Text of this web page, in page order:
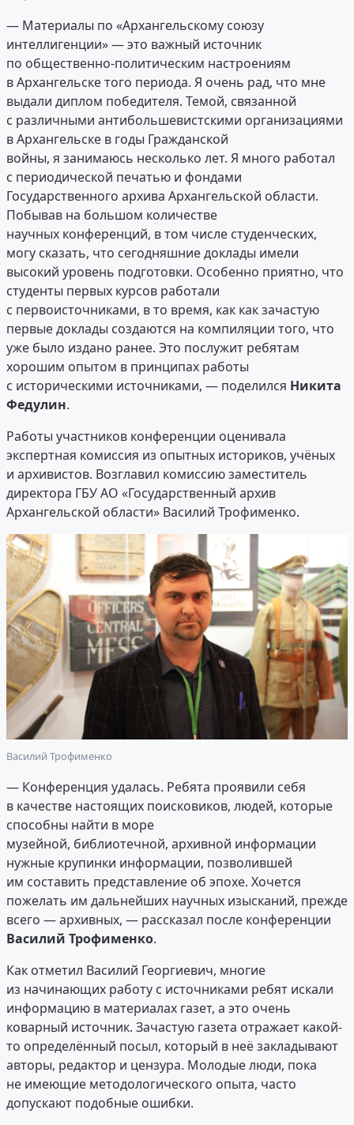
— Материалы по «Архангельскому союзу
интеллигенции» — это важный источник
по общественно-политическим настроениям
в Архангельске того периода. Я очень рад, что мне
выдали диплом победителя. Темой, связанной
с различными антибольшевистскими организациями
в Архангельске в годы Гражданской
войны, я занимаюсь несколько лет. Я много работал
с периодической печатью и фондами
Государственного архива Архангельской области.
Побывав на большом количестве
научных конференций, в том числе студенческих,
могу сказать, что сегодняшние доклады имели
высокий уровень подготовки. Особенно приятно, что
студенты первых курсов работали
с первоисточниками, в то время, как как зачастую
первые доклады создаются на компиляции того, что
уже было издано ранее. Это послужит ребятам
хорошим опытом в принципах работы
с историческими источниками, — поделился Никита
Федулин.
Работы участников конференции оценивала
экспертная комиссия из опытных историков, учёных
и архивистов. Возглавил комиссию заместитель
директора ГБУ АО «Государственный архив
Архангельской области» Василий Трофименко.
Василий Трофименко
— Конференция удалась. Ребята проявили себя
в качестве настоящих поисковиков, людей, которые
способны найти в море
музейной, библиотечной, архивной информации
нужные крупинки информации, позволившей
им составить представление об эпохе. Хочется
пожелать им дальнейших научных изысканий, прежде
всего — архивных, — рассказал после конференции
Василий Трофименко.
Как отметил Василий Георгиевич, многие
из начинающих работу с источниками ребят искали
информацию в материалах газет, а это очень
коварный источник. Зачастую газета отражает какой-
то определённый посыл, который в неё закладывают
авторы, редактор и цензура. Молодые люди, пока
не имеющие методологического опыта, часто
допускают подобные ошибки.